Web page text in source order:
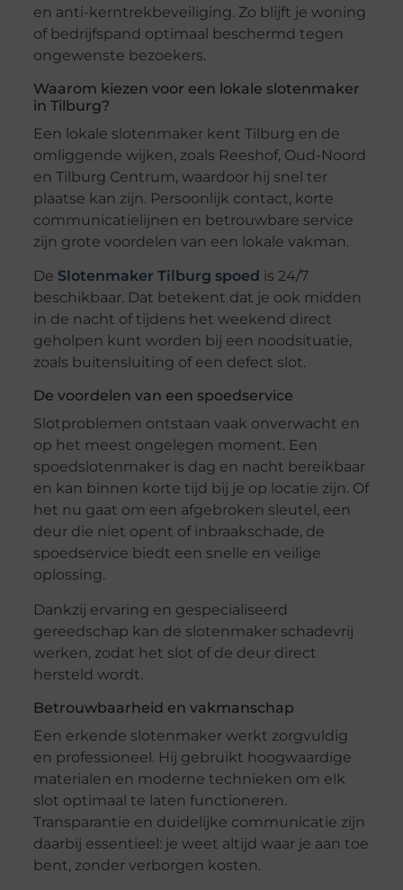
en anti-kerntrekbeveiliging. Zo blijft je woning
of bedrijfspand optimaal beschermd tegen
ongewenste bezoekers.
Waarom kiezen voor een lokale slotenmaker
in Tilburg?
Een lokale slotenmaker kent Tilburg en de
omliggende wijken, zoals Reeshof, Oud-Noord
en Tilburg Centrum, waardoor hij snel ter
plaatse kan zijn. Persoonlijk contact, korte
communicatielijnen en betrouwbare service
zijn grote voordelen van een lokale vakman.
De Slotenmaker Tilburg spoed is 24/7
beschikbaar. Dat betekent dat je ook midden
in de nacht of tijdens het weekend direct
geholpen kunt worden bij een noodsituatie,
zoals buitensluiting of een defect slot.
De voordelen van een spoedservice
Slotproblemen ontstaan vaak onverwacht en
op het meest ongelegen moment. Een
spoedslotenmaker is dag en nacht bereikbaar
en kan binnen korte tijd bij je op locatie zijn. Of
het nu gaat om een afgebroken sleutel, een
deur die niet opent of inbraakschade, de
spoedservice biedt een snelle en veilige
oplossing.
Dankzij ervaring en gespecialiseerd
gereedschap kan de slotenmaker schadevrij
werken, zodat het slot of de deur direct
hersteld wordt.
Betrouwbaarheid en vakmanschap
Een erkende slotenmaker werkt zorgvuldig
en professioneel. Hij gebruikt hoogwaardige
materialen en moderne technieken om elk
slot optimaal te laten functioneren.
Transparantie en duidelijke communicatie zijn
daarbij essentieel: je weet altijd waar je aan toe
bent, zonder verborgen kosten.